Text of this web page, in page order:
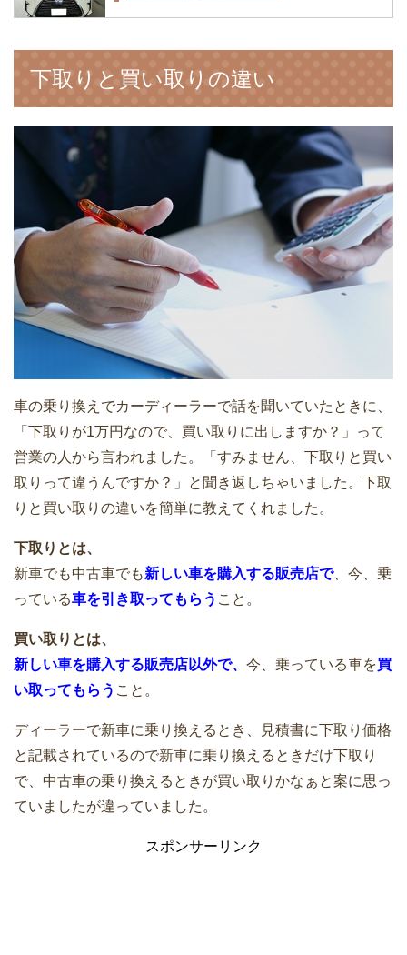
マツダCX-5の中古車相場｜買取価格と
下取り価格を確認
マツダCX-3の車の買取・下取り価格は
トヨタプリウスPHVの買取・下取り価格
の相場は？
り依頼のやり方は超簡単
下取りと買い取りの違い
車の乗り換えでカーディーラーで話を聞いていたときに、
「下取りが1万円なので、買い取りに出しますか？」って
営業の人から言われました。「すみません、下取りと買い
取りって違うんですか？」と聞き返しちゃいました。下取
りと買い取りの違いを簡単に教えてくれました。
下取りとは、
新車でも中古車でも新しい車を購入する販売店で、今、乗
っている車を引き取ってもらう こと。
買い取りとは、
新しい車を購入する販売店以外で、 今、乗っている車を買
い取ってもらう こと。
ディーラーで新車に乗り換えるとき、見積書に下取り価格
と記載されているので新車に乗り換えるときだけ下取り
で、中古車の乗り換えるときが買い取りかなぁと案に思っ
ていましたが違っていました。
スポンサーリンク